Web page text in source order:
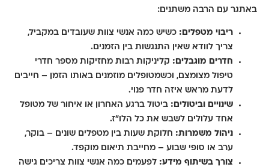
באתגר עם הרבה משתנים:
ריבוי מטפלים: כשיש כמה אנשי צוות שעובדים במקביל,
צריך לוודא שאין התנגשות בין הזמנים.
חדרים מוגבלים: קליניקות רבות מחזיקות מספר חדרי
טיפול מצומצם, וכשמטופלים מוזמנים באותו הזמן – חייבים
לדעת מראש איזה חדר פנוי.
שינויים וביטולים: ביטול ברגע האחרון או איחור של מטופל
אחד עלולים לשבש את כל הלו"ז.
ניהול משמרות: חלוקת שעות בין מטפלים שונים – בוקר,
ערב או סופי שבוע – מחייבת תיאום מוקפד.
צורך בשיתוף מידע: לפעמים כמה אנשי צוות צריכים גישה